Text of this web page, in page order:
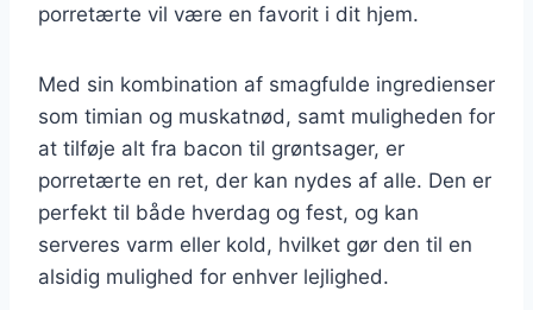
porretærte vil være en favorit i dit hjem.
Med sin kombination af smagfulde ingredienser
som timian og muskatnød, samt muligheden for
at tilføje alt fra bacon til grøntsager, er
porretærte en ret, der kan nydes af alle. Den er
perfekt til både hverdag og fest, og kan
serveres varm eller kold, hvilket gør den til en
alsidig mulighed for enhver lejlighed.